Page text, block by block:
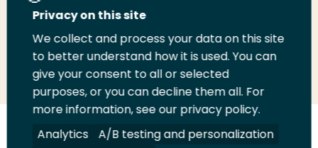
Deel
LinkedIn
Deel
op
Twitter
Deel
op
Facebook
Email
deze
pagina
Print
deze
pagina
VolgVolgVolgVolg
Privacy on this site
We collect and process your data on this site
to better understand how it is used. You can
give your consent to all or selected
purposes, or you can decline them all. For
more information, see our privacy policy.
Analytics
A/B testing and personalization